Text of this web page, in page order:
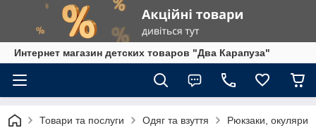
Интернет магазин детских товаров "Два Карапуза"
Товари та послуги Одяг та взуття Рюкзаки, окуляри